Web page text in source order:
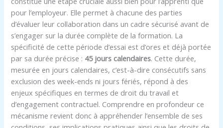
pour l’employeur. Elle permet à chacune des parties
d’évaluer leur collaboration dans un cadre sécurisé avant de
s’engager sur la durée complète de la formation. La
spécificité de cette période d’essai est d’ores et déjà portée
par sa durée précise : 45 jours calendaires. Cette durée,
mesurée en jours calendaires, c’est-à-dire consécutifs sans
exclusion des week-ends ni jours fériés, répond à des
enjeux spécifiques en termes de droit du travail et
d’engagement contractuel. Comprendre en profondeur ce
mécanisme revient donc à appréhender l’ensemble de ses